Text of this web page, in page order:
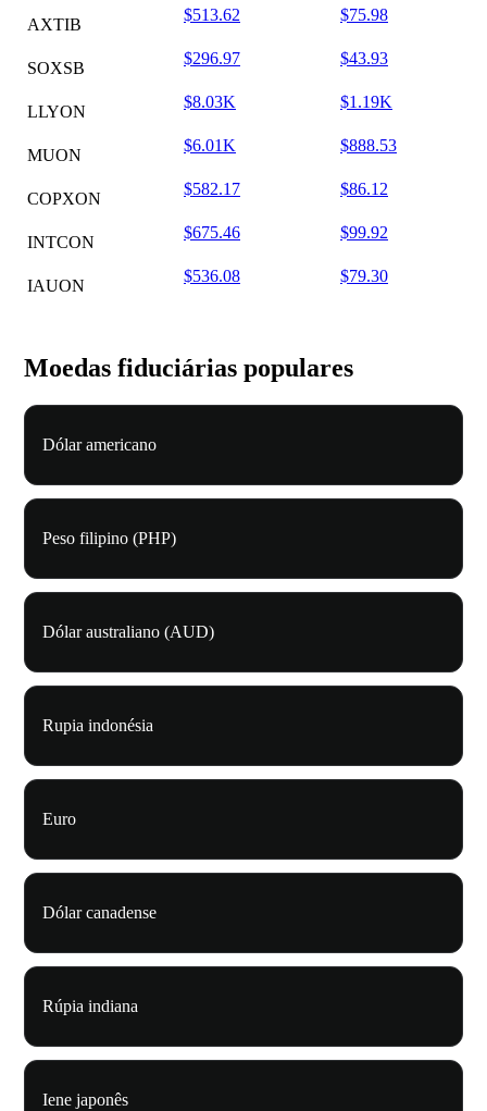
AXTIB
$513.62 $75.98
SOXSB
$296.97 $43.93
LLYON
$8.03K $1.19K
MUON
$6.01K $888.53
COPXON
$582.17 $86.12
INTCON
$675.46 $99.92
IAUON
$536.08 $79.30
Moedas fiduciárias populares
Dólar americano
Peso filipino (PHP)
Dólar australiano (AUD)
Rupia indonésia
Euro
Dólar canadense
Rúpia indiana
Iene japonês